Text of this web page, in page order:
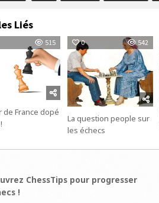
Liés
515
de France dopé
0 542
La question people sur
les échecs
ChessTips pour progresser
!